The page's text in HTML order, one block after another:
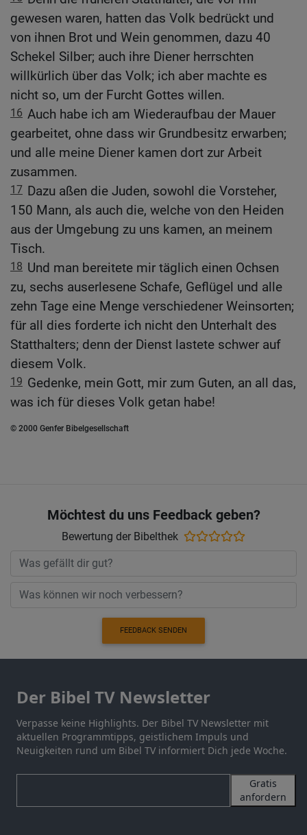
gewesen waren, hatten das Volk bedrückt und
von ihnen Brot und Wein genommen, dazu 40
Schekel Silber; auch ihre Diener herrschten
willkürlich über das Volk; ich aber machte es
nicht so, um der Furcht Gottes willen.
16 Auch habe ich am Wiederaufbau der Mauer
gearbeitet, ohne dass wir Grundbesitz erwarben;
und alle meine Diener kamen dort zur Arbeit
zusammen.
17 Dazu aßen die Juden, sowohl die Vorsteher,
150 Mann, als auch die, welche von den Heiden
aus der Umgebung zu uns kamen, an meinem
Tisch.
18 Und man bereitete mir täglich einen Ochsen
zu, sechs auserlesene Schafe, Geflügel und alle
zehn Tage eine Menge verschiedener Weinsorten;
für all dies forderte ich nicht den Unterhalt des
Statthalters; denn der Dienst lastete schwer auf
diesem Volk.
19 Gedenke, mein Gott, mir zum Guten, an all das,
was ich für dieses Volk getan habe!
© 2000 Genfer Bibelgesellschaft
Möchtest du uns Feedback geben?
Bewertung der Bibelthek
FEEDBACK SENDEN
Der Bibel TV Newsletter
Verpasse keine Highlights. Der Bibel TV Newsletter mit
aktuellen Programmtipps, geistlichem Impuls und
Neuigkeiten rund um Bibel TV informiert Dich jede Woche.
Gratis
anfordern